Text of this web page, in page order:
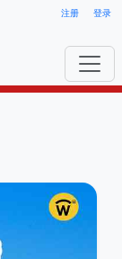
注册 登录